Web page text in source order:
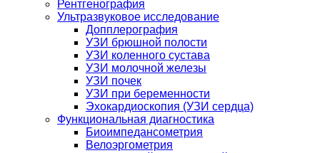
Рентгенография
Ультразвуковое исследование
Допплерография
УЗИ брюшной полости
УЗИ коленного сустава
УЗИ молочной железы
УЗИ почек
УЗИ при беременности
Эхокардиоскопия (УЗИ сердца)
Функциональная диагностика
Биоимпедансометрия
Велоэргометрия